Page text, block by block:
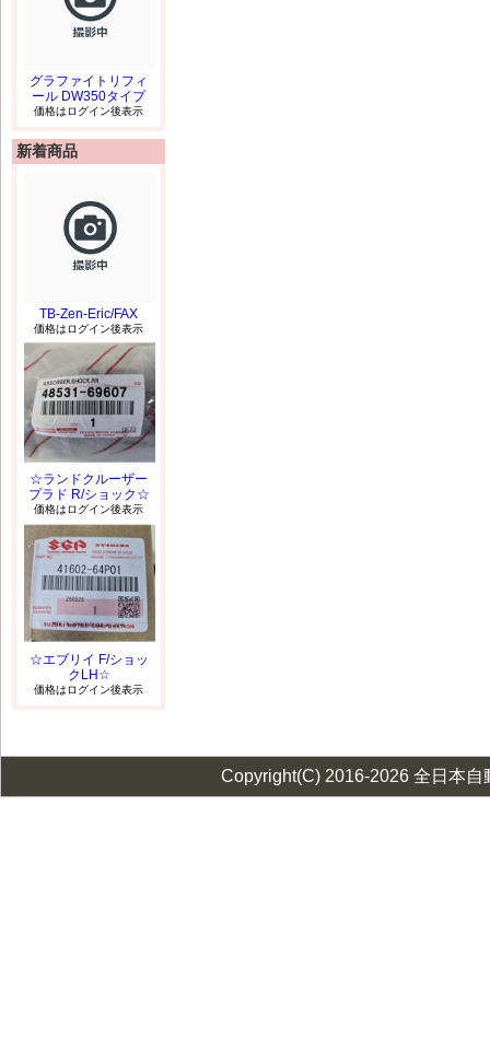
グラファイトリフィ
ール DW350タイプ
価格はログイン後表示
新着商品
TB-Zen-Eric/FAX
価格はログイン後表示
☆ランドクルーザー
プラド R/ショック☆
価格はログイン後表示
☆エブリイ F/ショッ
クLH☆
価格はログイン後表示
Copyright(C) 2016-2026 全日本